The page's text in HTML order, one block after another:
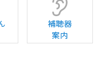
補聴器
案内